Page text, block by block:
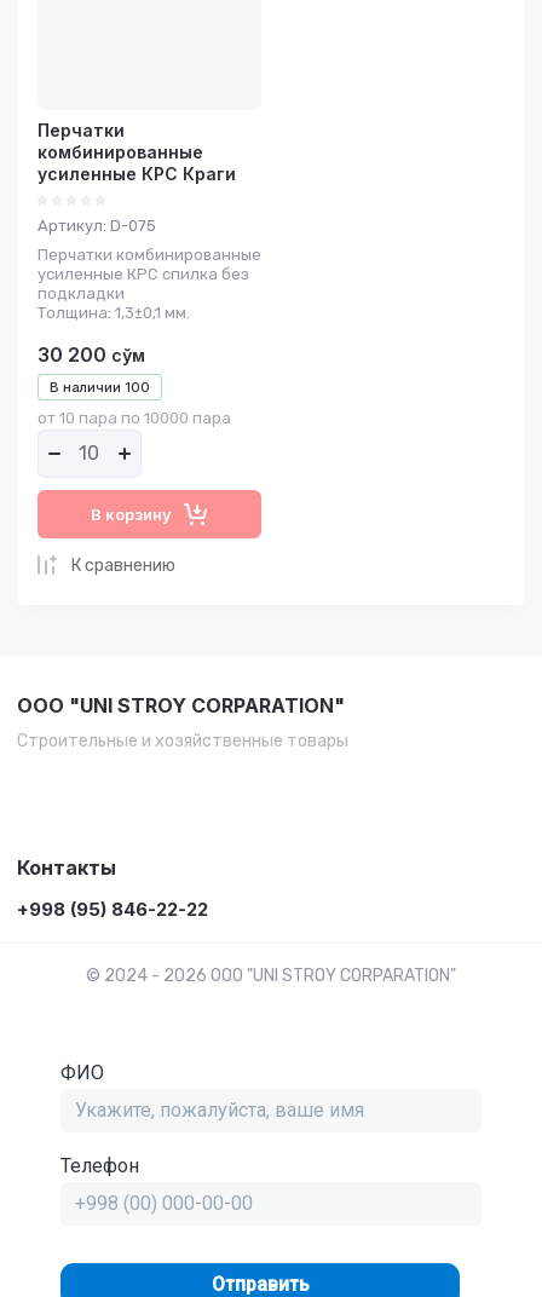
Перчатки
комбинированные
усиленные КРС Краги
Артикул: D-075
Перчатки комбинированные
усиленные КРС спилка без
подкладки
Толщина: 1,3±0,1 мм.
В наличии 100
30 200 сўм
от 10 пара по 10000 пара
В корзину
К сравнению
OOO "UNI STROY CORPARATION"
Строительные и хозяйственные товары
Контакты
+998 (95) 846-22-22
© 2024 - 2026 OOO "UNI STROY CORPARATION"